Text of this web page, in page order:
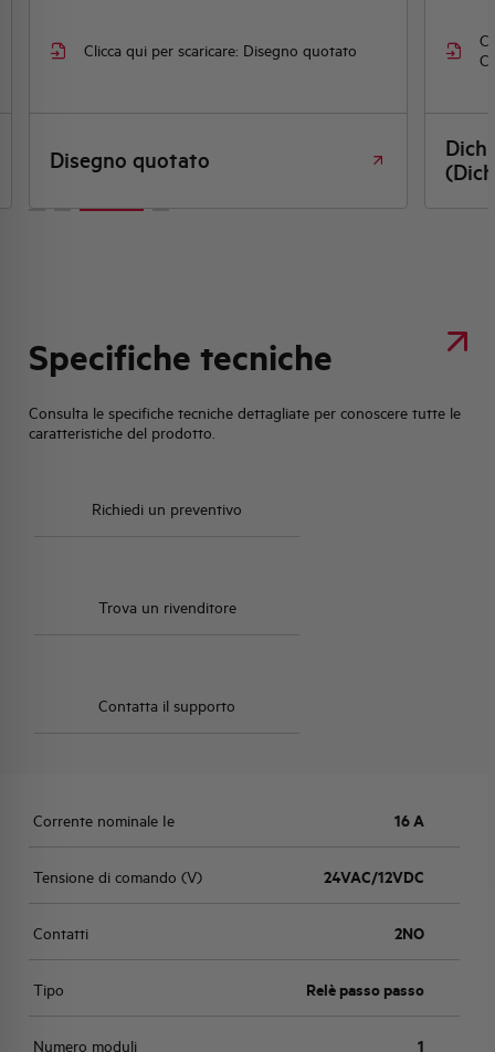
Clicca qui per scaricare: Disegno quotato
Disegno quotato
Specifiche tecniche
Consulta le specifiche tecniche dettagliate per conoscere tutte le
caratteristiche del prodotto.
Richiedi un preventivo
Trova un rivenditore
Contatta il supporto
Corrente nominale Ie 16 A
Tensione di comando (V) 24VAC/12VDC
Contatti 2NO
Tipo Relè passo passo
Numero moduli 1